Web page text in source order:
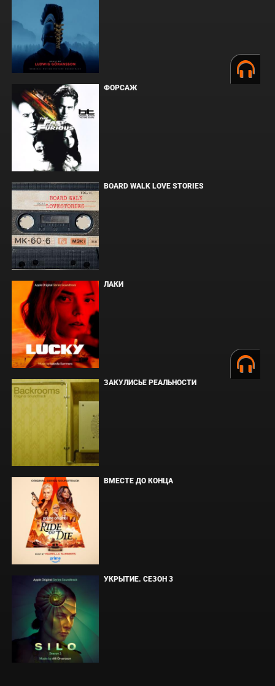
ФОРСАЖ
BOARD WALK LOVE STORIES
ЛАКИ
ЗАКУЛИСЬЕ РЕАЛЬНОСТИ
ВМЕСТЕ ДО КОНЦА
УКРЫТИЕ. СЕЗОН 3